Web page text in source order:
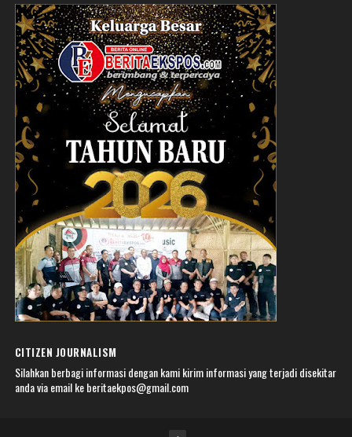
CITIZEN JOURNALISM
Silahkan berbagi informasi dengan kami kirim informasi yang terjadi disekitar
anda via email ke beritaekpos@gmail.com